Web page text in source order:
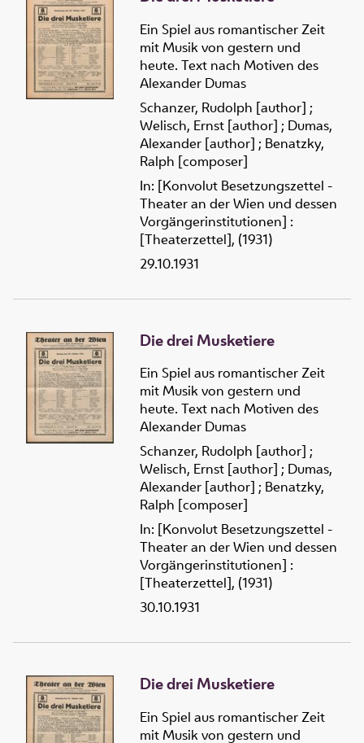
Ein Spiel aus romantischer Zeit
mit Musik von gestern und
heute. Text nach Motiven des
Alexander Dumas
Schanzer, Rudolph [author] ;
Welisch, Ernst [author] ; Dumas,
Alexander [author] ; Benatzky,
Ralph [composer]
In: [Konvolut Besetzungszettel -
Theater an der Wien und dessen
Vorgängerinstitutionen] :
[Theaterzettel], (1931)
29.10.1931
Die drei Musketiere
Ein Spiel aus romantischer Zeit
mit Musik von gestern und
heute. Text nach Motiven des
Alexander Dumas
Schanzer, Rudolph [author] ;
Welisch, Ernst [author] ; Dumas,
Alexander [author] ; Benatzky,
Ralph [composer]
In: [Konvolut Besetzungszettel -
Theater an der Wien und dessen
Vorgängerinstitutionen] :
[Theaterzettel], (1931)
30.10.1931
Die drei Musketiere
Ein Spiel aus romantischer Zeit
mit Musik von gestern und